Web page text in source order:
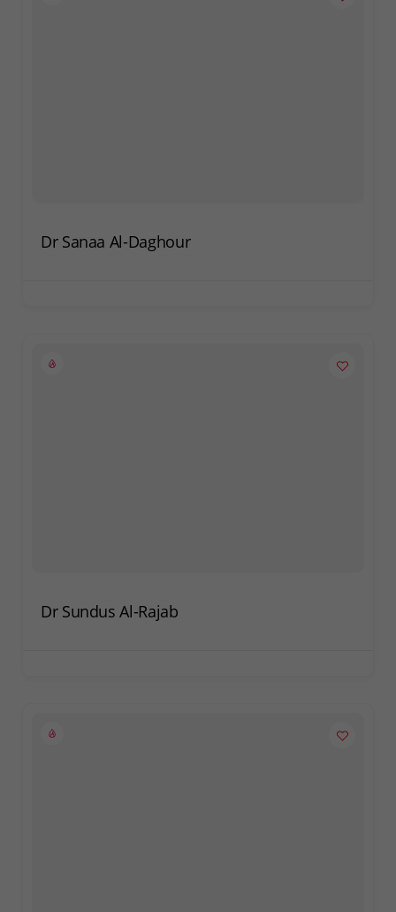
Dr Sanaa Al-Daghour
Dr Sundus Al-Rajab